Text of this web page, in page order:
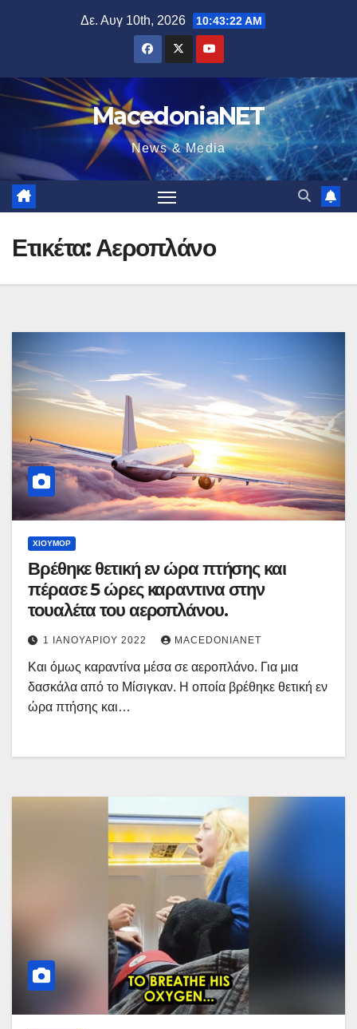
Δε. Αυγ 10th, 2026 10:43:22 AM
MacedoniaNET
News & Media
Ετικέτα:Αεροπλάνο
ΧΙΟΎΜΟΡ
Βρέθηκε θετική εν ώρα πτήσης και
πέρασε 5 ώρες καραντινα στην
τουαλέτα του αεροπλάνου.
1 ΙΑΝΟΥΑΡΊΟΥ 2022 MACEDONIANET
Και όμως καραντίνα μέσα σε αεροπλάνο. Για μια
δασκάλα από το Μίσιγκαν. Η οποία βρέθηκε θετική εν
ώρα πτήσης και…